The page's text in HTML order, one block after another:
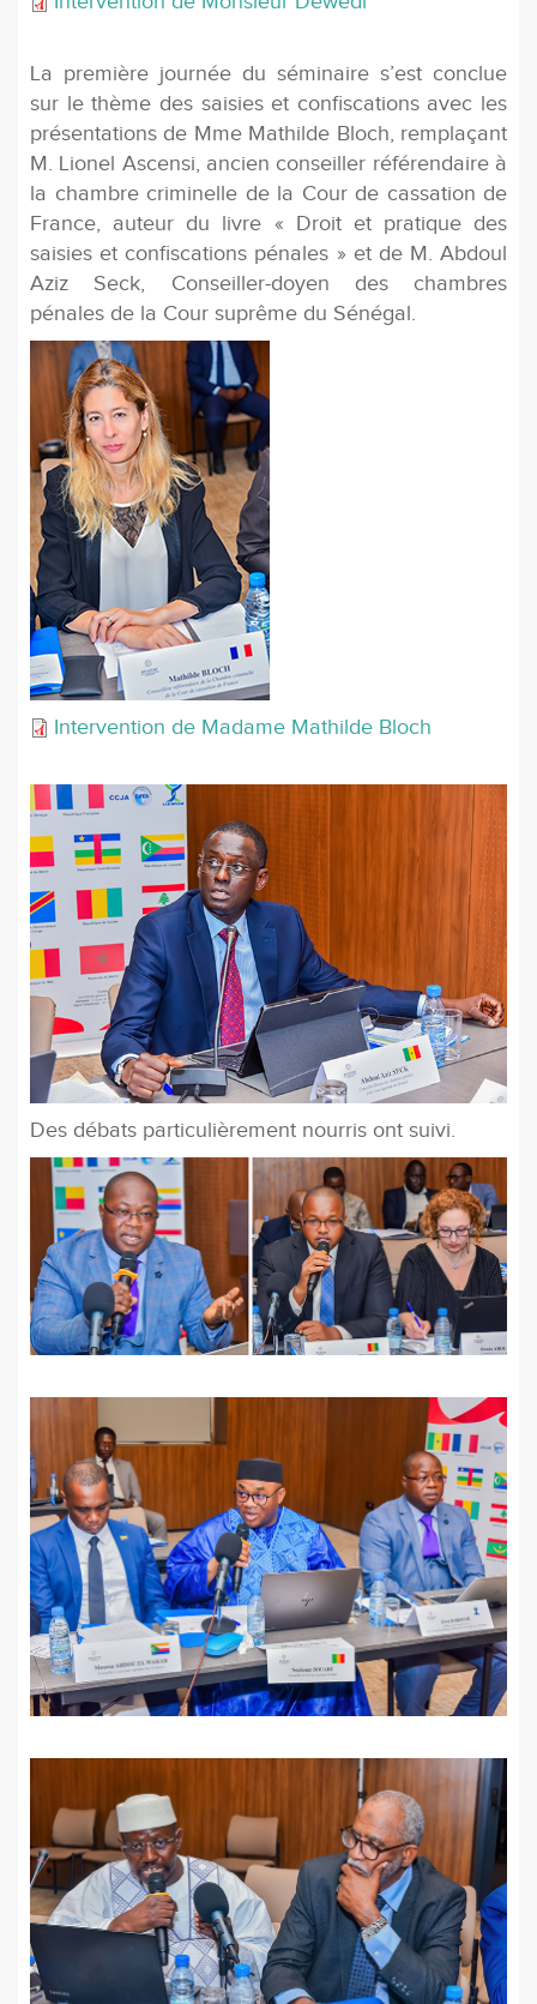
La première journée du séminaire s’est conclue
sur le thème des saisies et conﬁscations avec les
présentations de Mme Mathilde Bloch, remplaçant
M. Lionel Ascensi, ancien conseiller référendaire à
la chambre criminelle de la Cour de cassation de
France, auteur du livre « Droit et pratique des
saisies et conﬁscations pénales » et de M. Abdoul
Aziz Seck, Conseiller-doyen des chambres
pénales de la Cour suprême du Sénégal.
Intervention de Madame Mathilde Bloch
Des débats particulièrement nourris ont suivi.